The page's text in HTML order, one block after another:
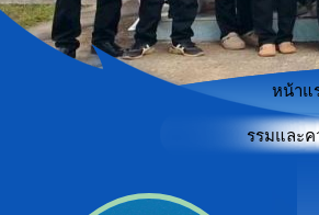
"เกร
แนนประเมินคุณธรรมและความโปร่งใสใน
หน้าแ